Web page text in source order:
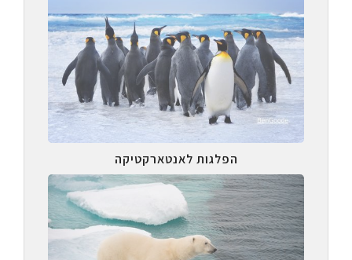
הפלגות לאנטארקטיקה